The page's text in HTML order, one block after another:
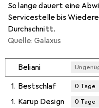
So lange dauert eine
Servicestelle bis
Durchschnitt.
Quelle: Galaxus
Beliani
1. Bestschlaf 0 Tage
1. Karup Design 0 Tage